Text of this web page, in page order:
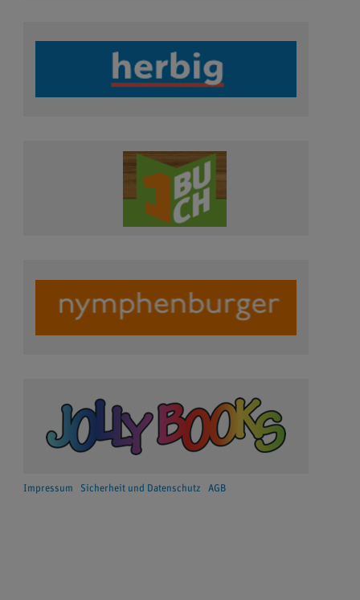
Impressum Sicherheit und Datenschutz AGB